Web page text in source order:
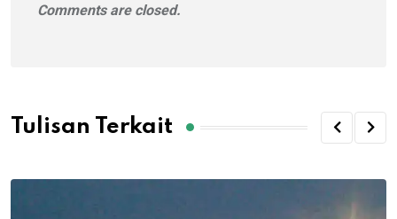
Comments are closed.
Tulisan Terkait